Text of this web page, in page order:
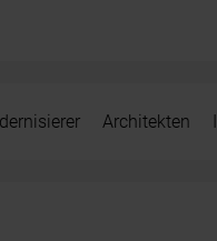
Architekten